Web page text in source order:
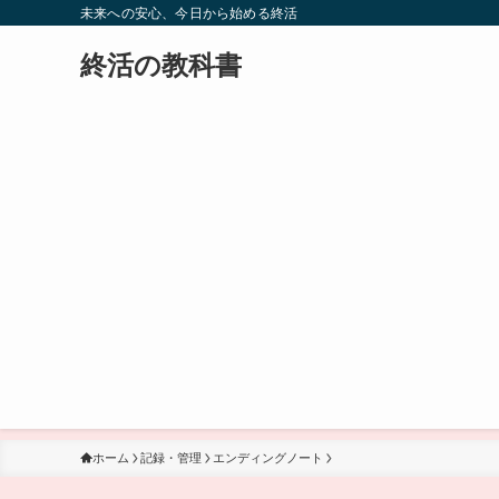
未来への安心、今日から始める終活
終活の教科書
ホーム 記録・管理 エンディングノート